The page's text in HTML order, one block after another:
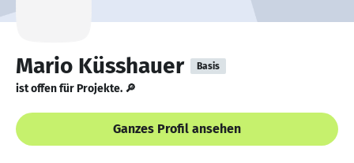
Mario Küsshauer Basis
ist offen für Projekte. 🔎
Ganzes Profil ansehen